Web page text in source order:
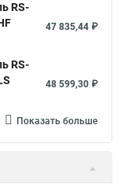
RS-
47 835,44 ₽
RS-
48 599,30 ₽
Показать больше